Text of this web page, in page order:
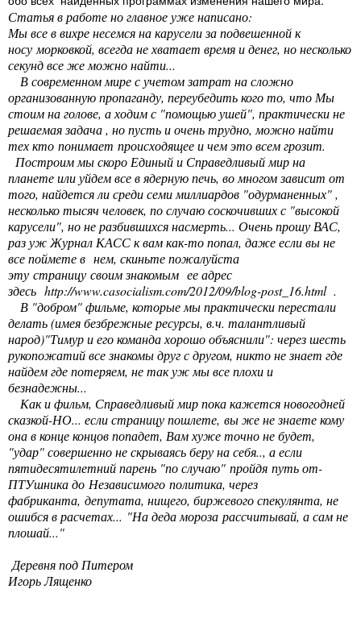
Статья в работе но главное уже написано:
Мы все в вихре несемся на карусели за подвешенной к
носу морковкой, всегда не хватает время и денег, но несколько
секунд все же можно найти...
В современном мире с учетом затрат на сложно
организованную пропаганду, переубедить кого то, что Мы
стоим на голове, а ходим с "помощью ушей", практически не
решаемая задача , но пусть и очень трудно, можно найти
тех кто понимает происходящее и чем это всем грозит.
Построим мы скоро Единый и Справедливый мир на
планете или уйдем все в ядерную печь, во многом зависит от
того, найдется ли среди семи миллиардов "одурманенных" ,
несколько тысяч человек, по случаю соскочивших с "высокой
карусели", но не разбившихся насмерть... Очень прошу ВАС,
раз уж Журнал КАСС к вам как-то попал, даже если вы не
все поймете в нем, скиньте пожалуйста
эту страницу своим знакомым ее адрес
здесь http://www.casocialism.com/2012/09/blog-post_16.html.
В "добром" фильме, которые мы практически перестали
делать (имея безбрежные ресурсы, в.ч. талантливый
народ)"Тимур и его команда хорошо объяснили": через шесть
рукопожатий все знакомы друг с другом, никто не знает где
найдем где потеряем, не так уж мы все плохи и
безнадежны...
Как и фильм, Справедливый мир пока кажется новогодней
сказкой-НО... если страницу пошлете, вы же не знаете кому
она в конце концов попадет, Вам хуже точно не будет,
"удар" совершенно не скрываясь беру на себя.., а если
пятидесятилетний парень "по случаю" пройдя путь от-
ПТУшника до Независимого политика, через
фабриканта, депутата, нищего, биржевого спекулянта, не
ошибся в расчетах... "На деда мороза рассчитывай, а сам не
плошай..."
Деревня под Питером
Игорь Лященко